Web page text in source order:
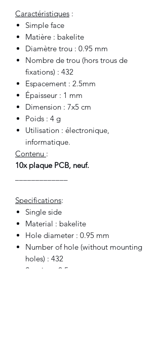
Caractéristiques :
Simple face
Matière : bakelite
Diamètre trou : 0.95 mm
Nombre de trou (hors trous de
fixations) : 432
Espacement : 2.5mm
Épaisseur : 1 mm
Dimension : 7x5 cm
Poids : 4 g
Utilisation : électronique,
informatique.
Contenu :
10x plaque PCB, neuf.
Specifications:
Single side
Material : bakelite
Hole diameter : 0.95 mm
Number of hole (without mounting
holes) : 432
Spacing : 2.5mm